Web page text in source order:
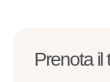
Prenota il